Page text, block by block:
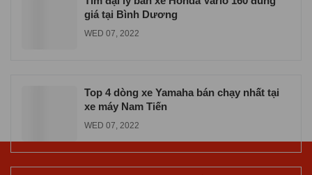
giá tại Bình Dương
WED 07, 2022
Top 4 dòng xe Yamaha bán chạy nhất tại
xe máy Nam Tiến
WED 07, 2022